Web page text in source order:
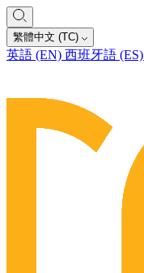
繁體中文 (TC)
英語 (EN) 西班牙語 (ES)